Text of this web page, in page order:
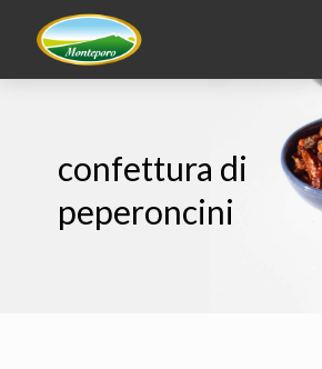
confettura di
peperoncini